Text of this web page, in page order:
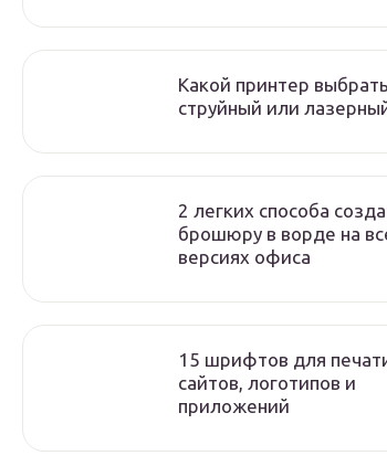
Какой принтер
струйный или
2 легких способа
брошюру в ворде на
версиях офиса
15 шрифтов для
сайтов, логотипов и
приложений